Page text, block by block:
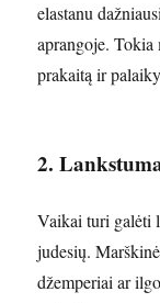
elastanu
aprangoje.
prakaitą ir
2.
Vaikai turi galėti
judesių.
džemperiai ar